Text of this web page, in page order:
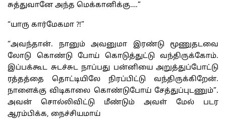
சுத்துவானே அந்த மெக்கானிக்கு….”
“யாரு கார்மேகமா ?!”
“அவந்தான். நானும் அவனுமா இரண்டு மூணுதடவை
லோடு கொண்டு போய் கொடுத்துட்டு வந்திருக்கோம்.
இப்பக்கூட சுடச்சுட நாப்பது பன்னியை அறுத்துப்போட்டு
ரத்தத்தை தொட்டியிலே நிரப்பிட்டு வந்திருக்கிறேன்.
நாளைக்கு விடிகாலை கொண்டுபோய் சேத்துப்புடணும்”.
அவன் சொல்லிவிட்டு மீண்டும் அவள் மேல் படர
ஆரம்பிக்க, நைச்சியமாய்